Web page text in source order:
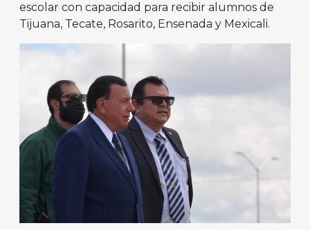
escolar con capacidad para recibir alumnos de
Tijuana, Tecate, Rosarito, Ensenada y Mexicali.